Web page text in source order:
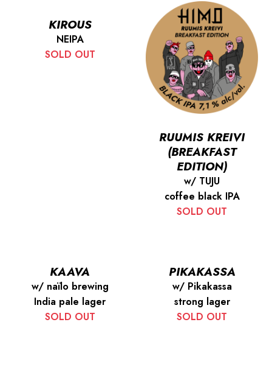
KIROUS
NEIPA
SOLD OUT
RUUMIS KREIVI
(BREAKFAST
EDITION)
w/ TUJU
coffee black IPA
SOLD OUT
KAAVA
w/ naïlo brewing
India pale lager
SOLD OUT
PIKAKASSA
w/ Pikakassa
strong lager
SOLD OUT